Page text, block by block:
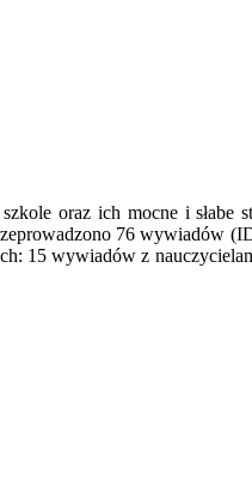
oraz ich mocne i słabe
76 wywiadów
15 wywiadów z